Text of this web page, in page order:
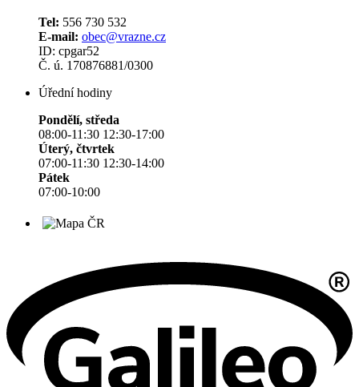
Tel: 556 730 532
E-mail: obec@vrazne.cz
ID: cpgar52
Č. ú. 170876881/0300
Úřední hodiny
Pondělí, středa
08:00-11:30 12:30-17:00
Úterý, čtvrtek
07:00-11:30 12:30-14:00
Pátek
07:00-10:00